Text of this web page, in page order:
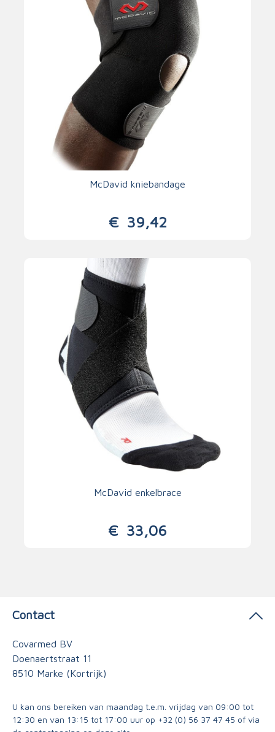
McDavid kniebandage
€39,42
McDavid enkelbrace
€ 33,06
Contact
Covarmed BV
Doenaertstraat 11
8510 Marke (Kortrijk)
U kan ons bereiken van maandag t.e.m. vrijdag van 09:00 tot
12:30 en van 13:15 tot 17:00 uur op +32 (0) 56 37 47 45 of via